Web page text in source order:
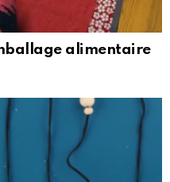
alimentaire